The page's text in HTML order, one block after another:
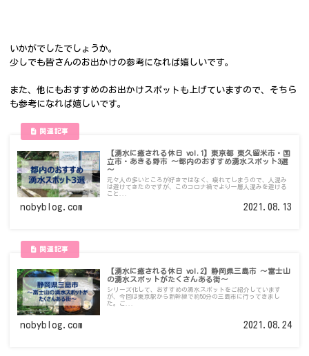
いかがでしたでしょうか。
少しでも皆さんのお出かけの参考になれば嬉しいです。
また、他にもおすすめのお出かけスポットも上げていますので、そちら
も参考になれば嬉しいです。
【湧水に癒される休日 vol.1】東京都 東久留米市・国
立市・あきる野市 ～都内のおすすめ湧水スポット3選
～
元々人の多いところが好きではなく、疲れてしまうので、人混み
は避けてきたのですが、このコロナ禍でより一層人混みを避ける
こと...
nobyblog.com 2021.08.13
【湧水に癒される休日 vol.2】静岡県三島市 ～富士山
の湧水スポットがたくさんある街～
シリーズ化して、おすすめの湧水スポットをご紹介しています
が、今回は東京駅から新幹線で約50分の三島市に行ってきまし
た。ご...
nobyblog.com 2021.08.24